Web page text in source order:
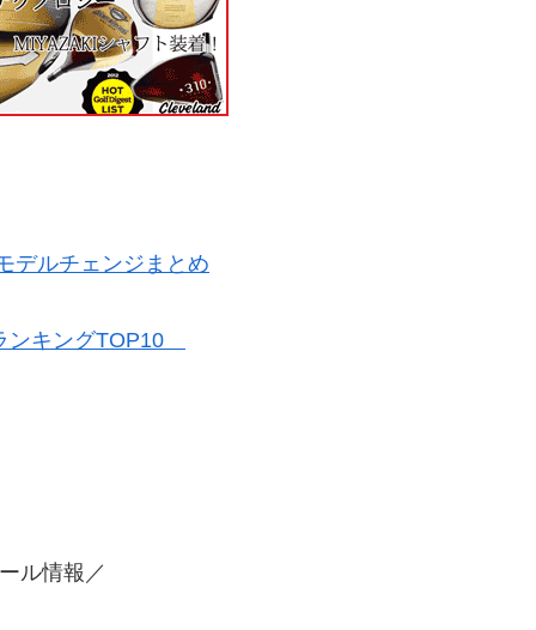
デルチェンジまとめ
ンキングTOP10
ル情報／